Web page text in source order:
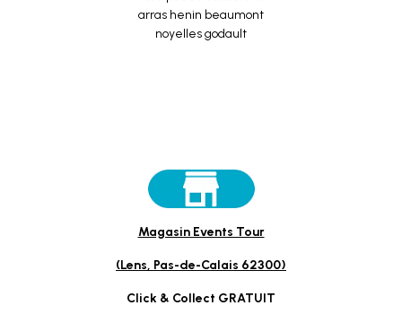
Magasin Events Tour
(Lens, Pas-de-Calais 62300)
Click & Collect GRATUIT